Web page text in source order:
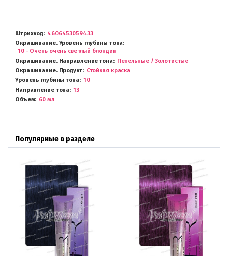
Штрихкод
4606453059433
Окрашивание. Уровень глубины тона
10 - Очень очень светлый блондин
Окрашивание. Направление тона
Пепельные / Золотистые
Окрашивание. Продукт
Стойкая краска
Уровень глубины тона
10
Направление тона
13
Объем
60 мл
Популярные в разделе